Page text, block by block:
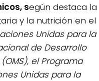
según destaca la
y la nutrición en el
Unidas para la
de Desarrollo
el Programa
Unidas para la